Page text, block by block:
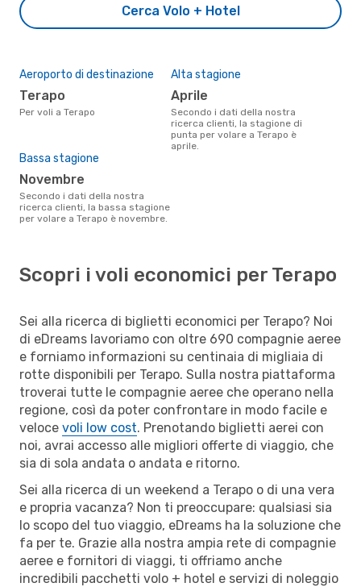
Cerca Volo + Hotel
Aeroporto di destinazione
Terapo
Per voli a Terapo
Alta stagione
aprile
Secondo i dati della nostra
ricerca clienti, la stagione di
punta per volare a Terapo è
aprile.
Bassa stagione
novembre
Secondo i dati della nostra
ricerca clienti, la bassa stagione
per volare a Terapo è novembre.
Scopri i voli economici per Terapo
Sei alla ricerca di biglietti economici per Terapo? Noi
di eDreams lavoriamo con oltre 690 compagnie aeree
e forniamo informazioni su centinaia di migliaia di
rotte disponibili per Terapo. Sulla nostra piattaforma
troverai tutte le compagnie aeree che operano nella
regione, così da poter confrontare in modo facile e
veloce voli low cost. Prenotando biglietti aerei con
noi, avrai accesso alle migliori offerte di viaggio, che
sia di sola andata o andata e ritorno.
Sei alla ricerca di un weekend a Terapo o di una vera
e propria vacanza? Non ti preoccupare: qualsiasi sia
lo scopo del tuo viaggio, eDreams ha la soluzione che
fa per te. Grazie alla nostra ampia rete di compagnie
aeree e fornitori di viaggi, ti offriamo anche
incredibili pacchetti volo + hotel e servizi di noleggio